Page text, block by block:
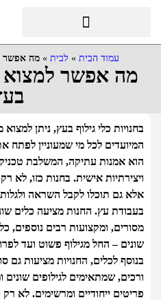
עמוד הבית » לבית »מה אפשר
מה אפשר למצוא
בחנויות כלי גילוף בעץ, ניתן
המיועדים לכל מי שמעוניין לפתח
הוא אמנות עתיקה, המשלבת
ויצירתיות אישית. בחנות כזו,
אלא גם תוכלו לקבל השראה
בעבודת עץ. החנות מציעה כלים
מסורים, ומקצועות רבים נוספים,
שונים – החל מגילוף פשוט ועד
בנוסף לכלים, החנויות מציעות גם
ורכים, שמתאימים לגילופים
פריטים ייחודיים ומרשימים. לא